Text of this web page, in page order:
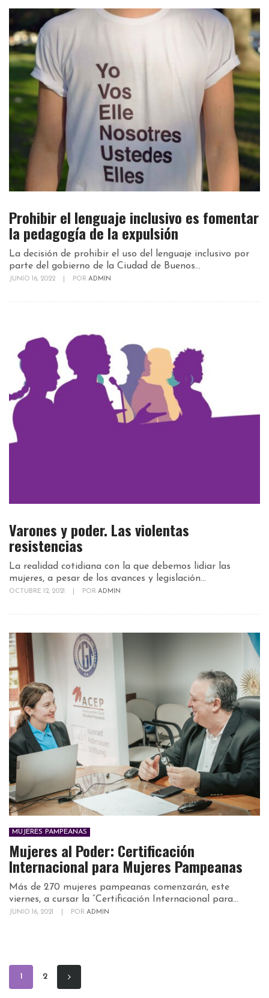
Prohibir el lenguaje inclusivo es fomentar
la pedagogía de la expulsión
La decisión de prohibir el uso del lenguaje inclusivo por
parte del gobierno de la Ciudad de Buenos...
JUNIO 16, 2022 POR ADMIN
Varones y poder. Las violentas
resistencias
La realidad cotidiana con la que debemos lidiar las
mujeres, a pesar de los avances y legislación...
OCTUBRE 12, 2021 POR ADMIN
MUJERES PAMPEANAS
Mujeres al Poder: Certificación
Internacional para Mujeres Pampeanas
Más de 270 mujeres pampeanas comenzarán, este
viernes, a cursar la “Certificación Internacional para...
JUNIO 16, 2021 POR ADMIN
1 2